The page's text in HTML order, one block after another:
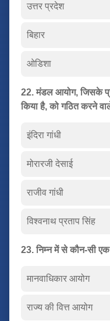
उत्तर प्रदेश
बिहार
ओडिशा
22. मंडल आयोग, जिसके
किया है, को गठित करने
इंदिरा गांधी
मोरारजी देसाई
राजीव गांधी
विश्वनाथ प्रताप सिंह
23. निम्न में से कौन-सी
मानवाधिकार आयोग
राज्य की वित्त आयोग